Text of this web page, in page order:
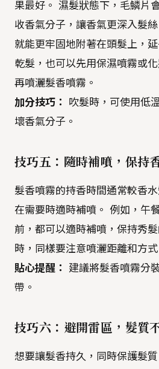
果最好。 濕髮狀態下，毛鱗片
收香氣分子，讓香氣更深入髮
就能更牢固地附著在頭髮上，
乾髮，也可以先用保濕噴霧或
再噴灑髮香噴霧。
加分技巧：
吹髮時，可使用低
壞香氣分子。
技巧五：隨時補噴，保持
髮香噴霧的持香時間通常較香
在需要時適時補噴。 例如，午
前，都可以適時補噴，保持秀
時，同樣要注意噴灑距離和方
貼心提醒：
建議將髮香噴霧分
帶。
技巧六：避開雷區，髮質
想要讓髮香持久，同時保護髮